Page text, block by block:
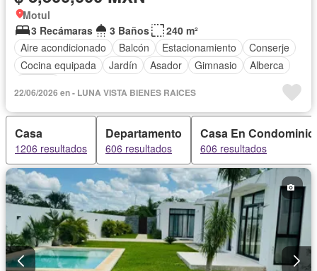
Motul
3 Recámaras
3 Baños
240 m²
Aire acondicionado
Balcón Estacionamiento
Conserje
Cocina equipada
Jardín Asador Gimnasio
Alberca
22/06/2026 en - LUNA VISTA BIENES RAICES
Casa
1206 resultados
Departamento
606 resultados
Casa En Condominio
606 resultados